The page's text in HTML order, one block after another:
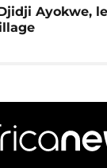
Ayokwe,